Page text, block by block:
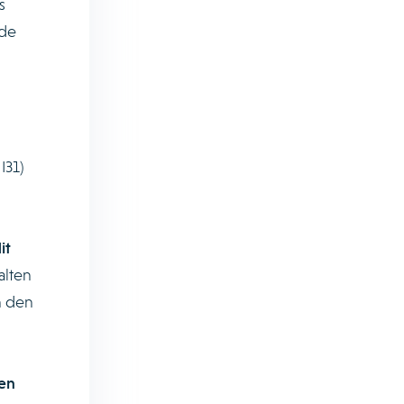
den